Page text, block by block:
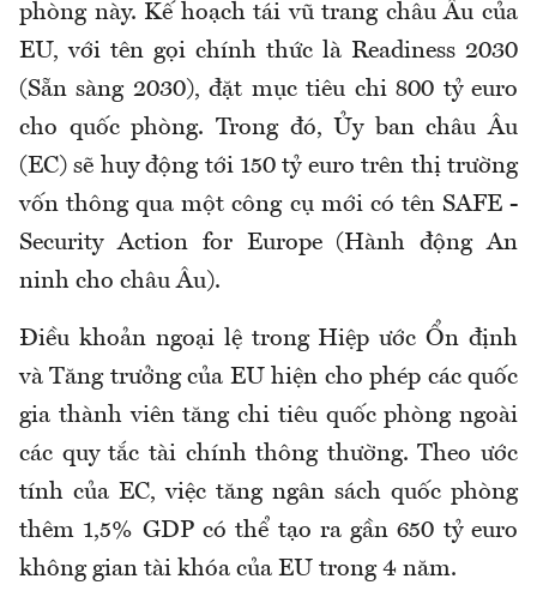
phòng này. Kế hoạch tái vũ trang châu Âu của
EU, với tên gọi chính thức là Readiness 2030
(Sẵn sàng 2030), đặt mục tiêu chi 800 tỷ euro
cho quốc phòng. Trong đó, Ủy ban châu Âu
(EC) sẽ huy động tới 150 tỷ euro trên thị trường
vốn thông qua một công cụ mới có tên SAFE -
Security Action for Europe (Hành động An
ninh cho châu Âu).
Điều khoản ngoại lệ trong Hiệp ước Ổn định
và Tăng trưởng của EU hiện cho phép các quốc
gia thành viên tăng chi tiêu quốc phòng ngoài
các quy tắc tài chính thông thường. Theo ước
tính của EC, việc tăng ngân sách quốc phòng
thêm 1,5% GDP có thể tạo ra gần 650 tỷ euro
không gian tài khóa của EU trong 4 năm.